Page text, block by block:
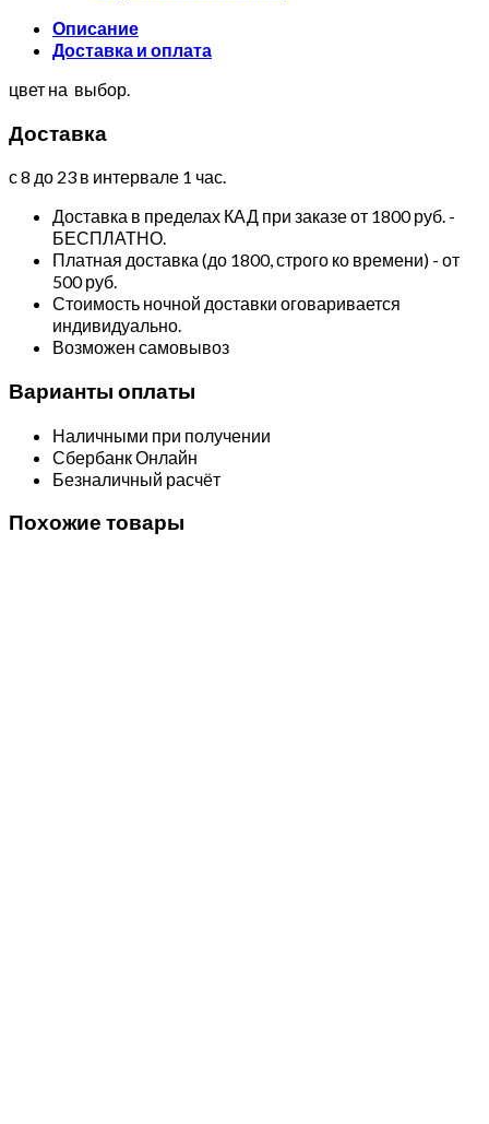
Описание
Доставка и оплата
цвет на выбор.
Доставка
с 8 до 23 в интервале 1 час.
Доставка в пределах КАД при заказе от 1800 руб. -
БЕСПЛАТНО.
Платная доставка (до 1800, строго ко времени) - от
500 руб.
Стоимость ночной доставки оговаривается
индивидуально.
Возможен самовывоз
Варианты оплаты
Наличными при получении
Сбербанк Онлайн
Безналичный расчёт
Похожие товары